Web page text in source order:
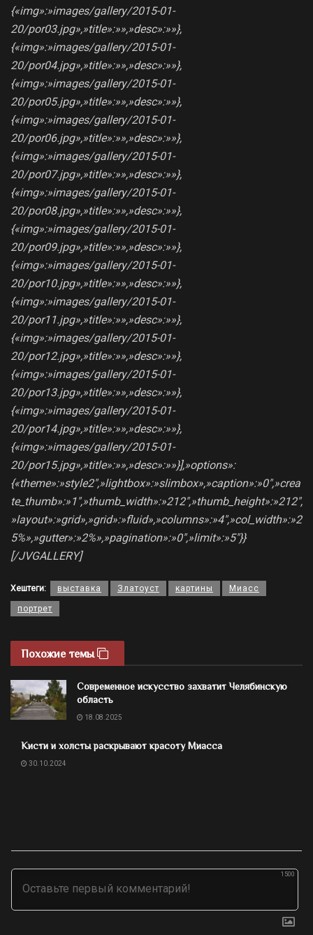
{«img»:»images/gallery/2015-01-
20/por03.jpg»,»title»:»»,»desc»:»»},
{«img»:»images/gallery/2015-01-
20/por04.jpg»,»title»:»»,»desc»:»»},
{«img»:»images/gallery/2015-01-
20/por05.jpg»,»title»:»»,»desc»:»»},
{«img»:»images/gallery/2015-01-
20/por06.jpg»,»title»:»»,»desc»:»»},
{«img»:»images/gallery/2015-01-
20/por07.jpg»,»title»:»»,»desc»:»»},
{«img»:»images/gallery/2015-01-
20/por08.jpg»,»title»:»»,»desc»:»»},
{«img»:»images/gallery/2015-01-
20/por09.jpg»,»title»:»»,»desc»:»»},
{«img»:»images/gallery/2015-01-
20/por10.jpg»,»title»:»»,»desc»:»»},
{«img»:»images/gallery/2015-01-
20/por11.jpg»,»title»:»»,»desc»:»»},
{«img»:»images/gallery/2015-01-
20/por12.jpg»,»title»:»»,»desc»:»»},
{«img»:»images/gallery/2015-01-
20/por13.jpg»,»title»:»»,»desc»:»»},
{«img»:»images/gallery/2015-01-
20/por14.jpg»,»title»:»»,»desc»:»»},
{«img»:»images/gallery/2015-01-
20/por15.jpg»,»title»:»»,»desc»:»»}],»options»:
{«theme»:»style2″,»lightbox»:»slimbox»,»caption»:»0″,»crea
te_thumb»:»1″,»thumb_width»:»212″,»thumb_height»:»212″,
»layout»:»grid»,»grid»:»fluid»,»columns»:»4″,»col_width»:»2
5%»,»gutter»:»2%»,»pagination»:»0″,»limit»:»5″}}
[/JVGALLERY]
Хештеги: выставка Златоуст картины Миасс
портрет
Похожие темы
Современное искусство захватит Челябинскую
область
18.08.2025
Кисти и холсты раскрывают красоту Миасса
30.10.2024
1500